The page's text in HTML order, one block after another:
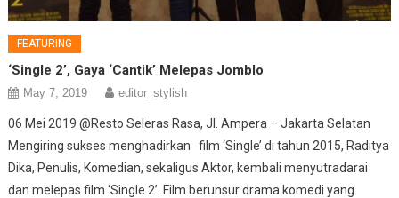
FEATURING
‘Single 2’, Gaya ‘Cantik’ Melepas Jomblo
May 7, 2019 editor_stylish
06 Mei 2019 @Resto Seleras Rasa, Jl. Ampera – Jakarta Selatan
Mengiring sukses menghadirkan film ‘Single’ di tahun 2015, Raditya
Dika, Penulis, Komedian, sekaligus Aktor, kembali menyutradarai
dan melepas film ‘Single 2’. Film berunsur drama komedi yang